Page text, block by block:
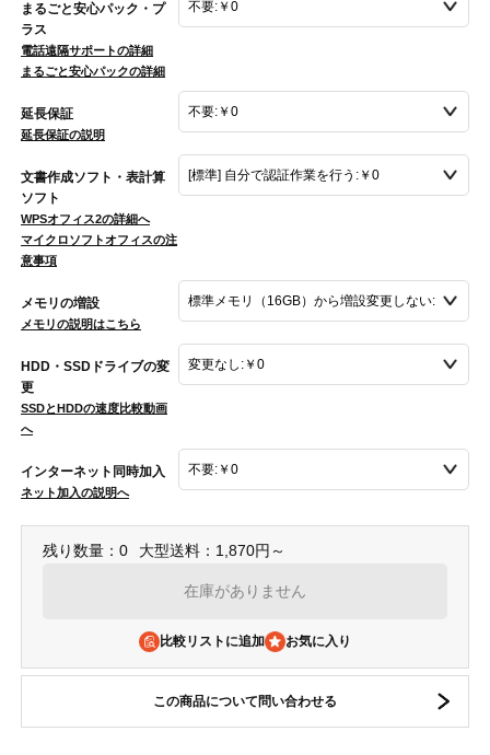
まるごと安心パック・プ
ラス
電話遠隔サポートの詳細
まるごと安心パックの詳細
延長保証
延長保証の説明
文書作成ソフト・表計算
ソフト
WPSオフィス2の詳細へ
マイクロソフトオフィスの注
意事項
メモリの増設
メモリの説明はこちら
HDD・SSDドライブの変
更
SSDとHDDの速度比較動画
へ
インターネット同時加入
ネット加入の説明へ
残り数量：0 大型送料：1,870円～
在庫がありません
比較リストに追加
この商品について問い合わせる